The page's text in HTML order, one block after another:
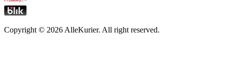
Copyright © 2026 AlleKurier. All right reserved.